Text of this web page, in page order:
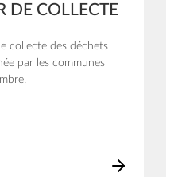
DE COLLECTE
collecte des déchets
par les communes